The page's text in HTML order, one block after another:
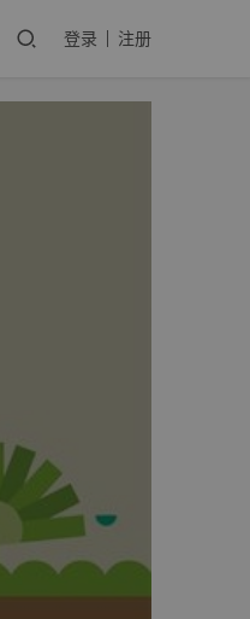
登录 注册